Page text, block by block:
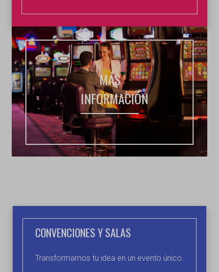
MÁS
INFORMACIÓN
CONVENCIONES Y SALAS
Transformamos tu idea en un evento único.